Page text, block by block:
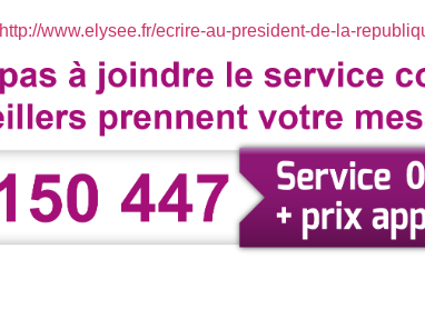
http://www.elysee.fr/ecrire-au-president-de-la-